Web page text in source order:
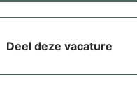
Deel deze vacature